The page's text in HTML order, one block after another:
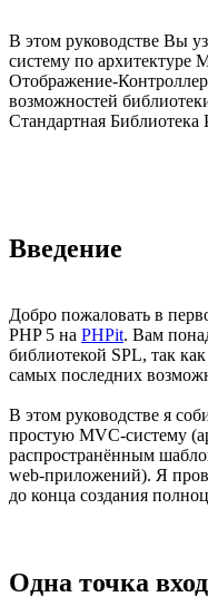
В этом руководстве Вы
систему по
Отображение-
возможностей
Стандартная Библиотека
Введение
Добро пожаловать в
PHP 5 на PHPit. Вам
библиотекой SPL, так
самых последних
В этом руководстве я
простую MVC-систему
распространённым
web-приложений). Я
до конца создания
Одна точка